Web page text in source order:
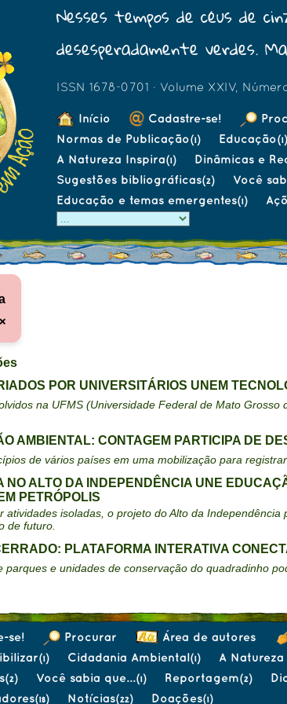
Nesses tempos de céus de
desesperadamente verdes.
ISSN 1678-0701 · Volume XXIV,
Início Cadastre-se!
Normas de Publicação(1) Educação(1)
A Natureza Inspira(1) Dinâmicas e
Sugestões bibliográficas(2) Você
Educação e temas emergentes(1)
POR UNIVERSITÁRIOS UNEM
na UFMS (Universidade Federal de Mato
AMBIENTAL: CONTAGEM PARTICIPA DE
de vários países em uma mobilização para
NO ALTO DA INDEPENDÊNCIA UNE
PETRÓPOLIS
atividades isoladas, o projeto do Alto da
de futuro.
PLATAFORMA INTERATIVA
parques e unidades de conservação do quadradinho
se! Procurar Área de autores
(1) Cidadania Ambiental(1) A
(2) Você sabia que...(1) Reportagem(2)
Notícias Doações